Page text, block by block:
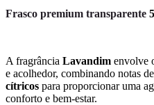
Frasco premium transparente
A fragrância Lavandim envolve
e acolhedor, combinando notas de
cítricos para proporcionar uma
conforto e bem-estar.